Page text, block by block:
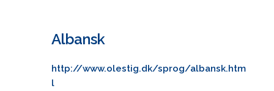
Albansk
http://www.olestig.dk/sprog/albansk.htm
l